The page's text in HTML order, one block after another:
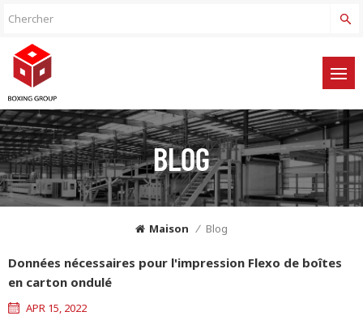
BLOG
Maison / Blog
Données nécessaires pour l'impression Flexo de boîtes
en carton ondulé
APR 15, 2022